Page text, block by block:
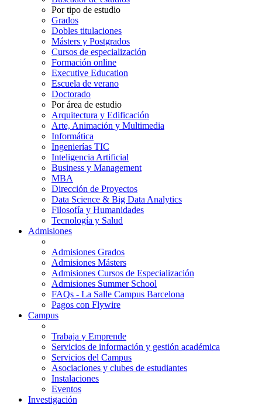
Por tipo de estudio
Grados
Dobles titulaciones
Másters y Postgrados
Cursos de especialización
Formación online
Executive Education
Escuela de verano
Doctorado
Por área de estudio
Arquitectura y Edificación
Arte, Animación y Multimedia
Informática
Ingenierías TIC
Inteligencia Artificial
Business y Management
MBA
Dirección de Proyectos
Data Science & Big Data Analytics
Filosofía y Humanidades
Tecnología y Salud
Admisiones
Admisiones Grados
Admisiones Másters
Admisiones Cursos de Especialización
Admisiones Summer School
FAQs - La Salle Campus Barcelona
Pagos con Flywire
Campus
Trabaja y Emprende
Servicios de información y gestión académica
Servicios del Campus
Asociaciones y clubes de estudiantes
Instalaciones
Eventos
Investigación